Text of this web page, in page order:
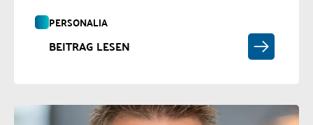
PERSONALIA
BEITRAG LESEN